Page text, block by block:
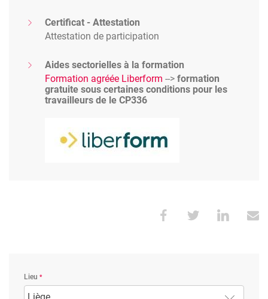
Certificat - Attestation
Attestation de participation
Aides sectorielles à la formation
Formation agréée Liberform --> formation
gratuite sous certaines conditions pour les
travailleurs de le CP336
Lieu